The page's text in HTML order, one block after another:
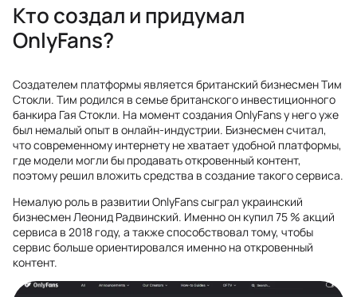
Кто создал и придумал
OnlyFans?
Создателем платформы является британский бизнесмен Тим
Стокли. Тим родился в семье британского инвестиционного
банкира Гая Стокли. На момент создания OnlyFans у него уже
был немалый опыт в онлайн-индустрии. Бизнесмен считал,
что современному интернету не хватает удобной платформы,
где модели могли бы продавать откровенный контент,
поэтому решил вложить средства в создание такого сервиса.
Немалую роль в развитии OnlyFans сыграл украинский
бизнесмен Леонид Радвинский. Именно он купил 75 % акций
сервиса в 2018 году, а также способствовал тому, чтобы
сервис больше ориентировался именно на откровенный
контент.